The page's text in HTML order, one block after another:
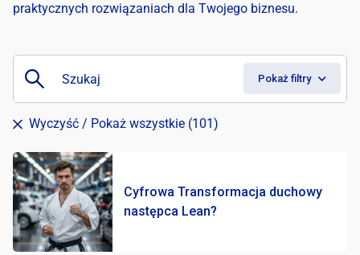
Kariera
praktycznych rozwiązaniach dla Twojego biznesu.
Pokaż filtry
Wyczyść / Pokaż wszystkie (101)
Cyfrowa Transformacja duchowy
następca Lean?